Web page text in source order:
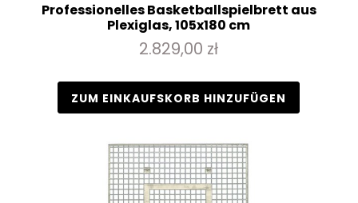
Professionelles Basketballspielbrett aus
Plexiglas, 105x180 cm
2.829,00 zł
ZUM EINKAUFSKORB HINZUFÜGEN